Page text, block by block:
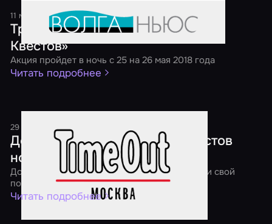
11 мая 20181 минута
Третья ежегодная акция «Ночь
Квестов»
Акция пройдет в ночь с 25 на 26 мая 2018 года
Читать подробнее
29 декабря 2017
Дед Мороз отправил в мир квестов
новогодние подарки
До 13 января 2018 года вы тоже можете найти свой
подарок в квесте!
Читать подробнее